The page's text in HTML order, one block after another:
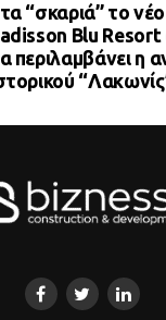
“σκαριά” το
Blu
περιλαμβάνει η